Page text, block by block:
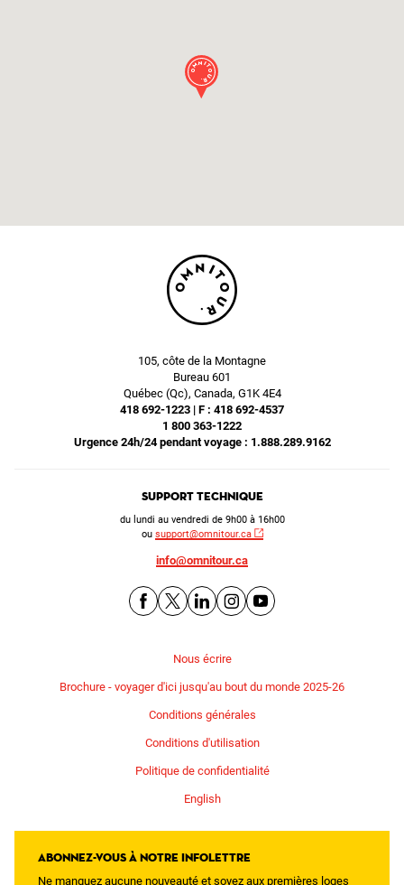
105, côte de la Montagne
Bureau 601
Québec (Qc), Canada, G1K 4E4
418 692-1223 | F : 418 692-4537
1 800 363-1222
Urgence 24h/24 pendant voyage : 1.888.289.9162
Support technique
du lundi au vendredi de 9h00 à 16h00
ou support@omnitour.ca
info@omnitour.ca
Nous écrire
Brochure - voyager d'ici jusqu'au bout du monde 2025-26
Conditions générales
Conditions d'utilisation
Politique de confidentialité
English
Abonnez-vous à notre infolettre
Ne manquez aucune nouveauté et soyez aux premières loges